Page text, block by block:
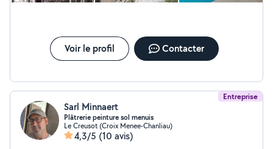
Voir le profil Contacter
Entreprise
Sarl Minnaert
Plâtrerie peinture sol menuis
Le Creusot (Croix Menee-Chanliau)
4,3/5 (10 avis)